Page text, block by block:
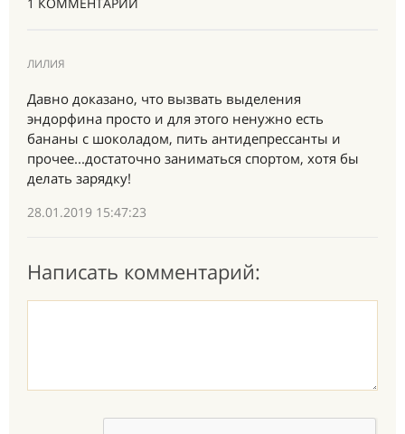
ЛИЛИЯ
Давно доказано, что вызвать выделения
эндорфина просто и для этого ненужно есть
бананы с шоколадом, пить антидепрессанты и
прочее...достаточно заниматься спортом, хотя бы
делать зарядку!
28.01.2019 15:47:23
Написать комментарий: